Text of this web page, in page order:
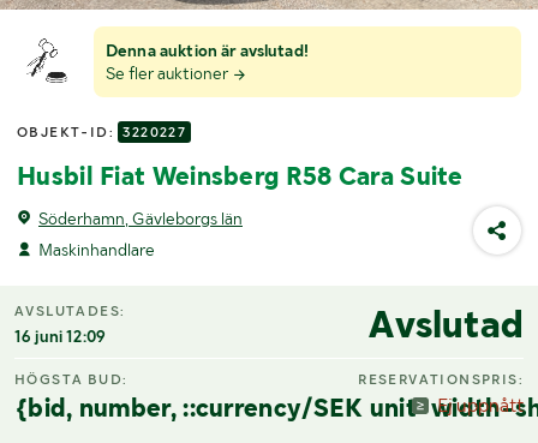
Denna auktion är avslutad!
Se fler auktioner
OBJEKT-ID: 3220227
Husbil Fiat Weinsberg R58 Cara Suite
Söderhamn, Gävleborgs län
Maskinhandlare
AVSLUTADES:
16 juni 12:09 Avslutad
HÖGSTA BUD:
{bid, number, ::currency/SEK unit-width-
RESERVATIONSPRIS:
Ej uppnått